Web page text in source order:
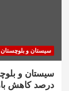
سیستان و بلوچستان
درصد کاهش